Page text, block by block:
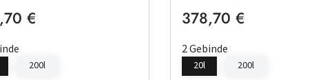
Preis:
€
200l
Regulärer Preis:
378,70 €
2 Gebinde
20l 200l